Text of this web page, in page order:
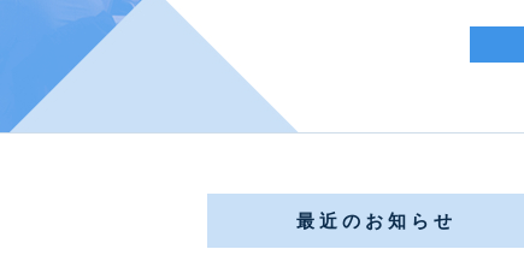
最近のお知らせ